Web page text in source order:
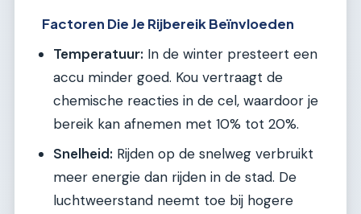
Factoren Die Je Rijbereik Beïnvloeden
Temperatuur: In de winter presteert een
accu minder goed. Kou vertraagt de
chemische reacties in de cel, waardoor je
bereik kan afnemen met 10% tot 20%.
Snelheid: Rijden op de snelweg verbruikt
meer energie dan rijden in de stad. De
luchtweerstand neemt toe bij hogere